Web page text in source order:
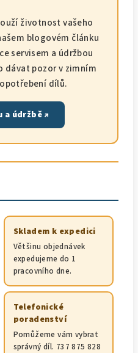
životnost vašeho
blogovém článku
servisem a údržbou
dávat pozor v zimním
dílů.
a údržbě ↗
Skladem k expedici
Většinu objednávek
expedujeme do 1
pracovního dne.
Telefonické
poradenství
Pomůžeme vám vybrat
správný díl. 737 875 828